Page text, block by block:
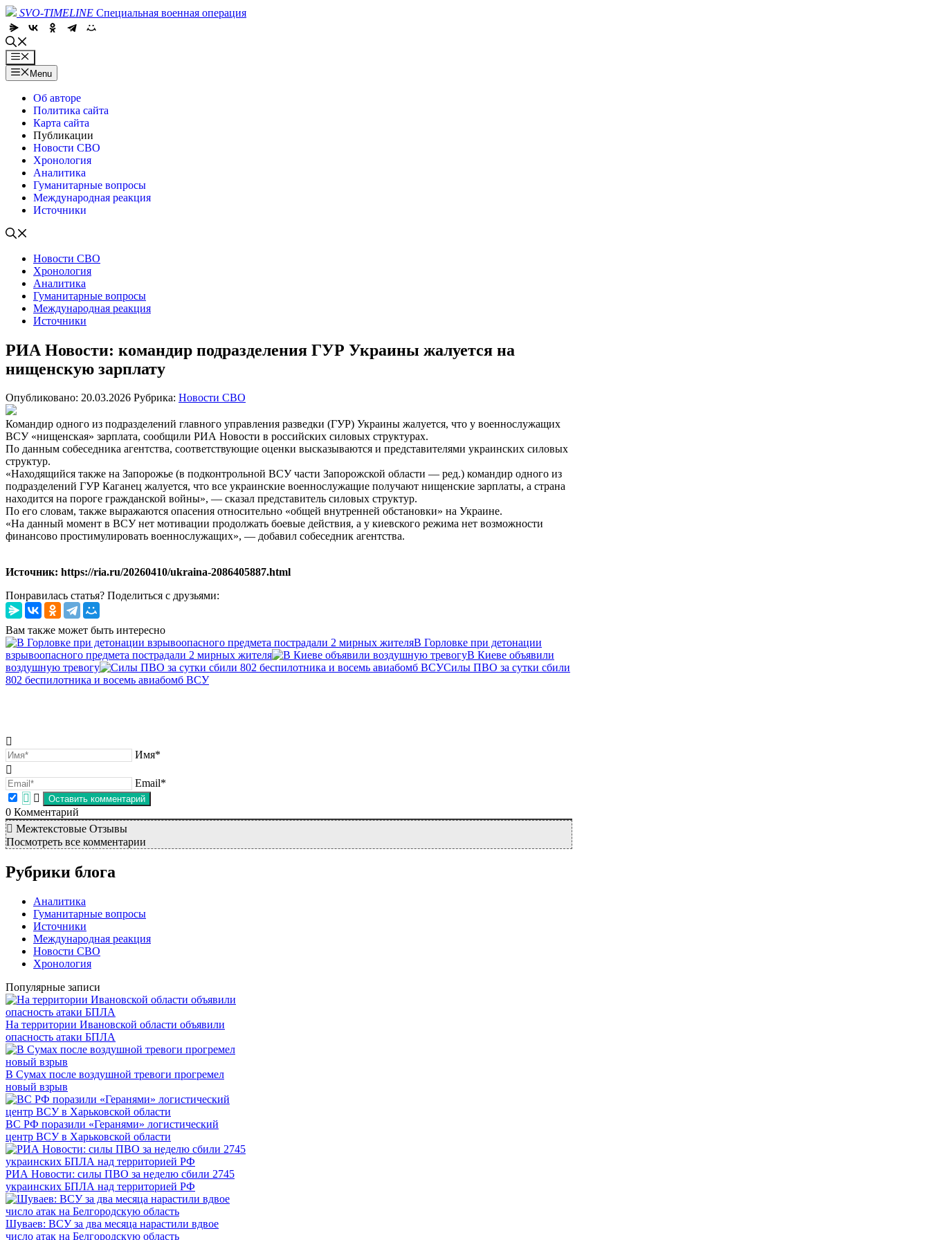
Skip
to
content
SVO-TIMELINE Специальная военная операция
Menu
Menu
Об авторе
Политика сайта
Карта сайта
Публикации
Новости СВО
Хронология
Аналитика
Гуманитарные вопросы
Международная реакция
Источники
Новости СВО
Хронология
Аналитика
Гуманитарные вопросы
Международная реакция
Источники
РИА Новости: командир подразделения ГУР Украины жалуется на
нищенскую зарплату
Опубликовано: 20.03.2026 Рубрика: Новости СВО
Командир одного из подразделений главного управления разведки (ГУР) Украины жалуется, что у военнослужащих
ВСУ «нищенская» зарплата, сообщили РИА Новости в российских силовых структурах.
По данным собеседника агентства, соответствующие оценки высказываются и представителями украинских силовых
структур.
«Находящийся также на Запорожье (в подконтрольной ВСУ части Запорожской области — ред.) командир одного из
подразделений ГУР Каганец жалуется, что все украинские военнослужащие получают нищенские зарплаты, а страна
находится на пороге гражданской войны», — сказал представитель силовых структур.
По его словам, также выражаются опасения относительно «общей внутренней обстановки» на Украине.
«На данный момент в ВСУ нет мотивации продолжать боевые действия, а у киевского режима нет возможности
финансово простимулировать военнослужащих», — добавил собеседник агентства.
Источник: https://ria.ru/20260410/ukraina-2086405887.html
Понравилась статья? Поделиться с друзьями:
Вам также может быть интересно
В Горловке при детонации
взрывоопасного предмета пострадали 2 мирных жителя
В Киеве объявили
воздушную тревогу
Силы ПВО за сутки сбили
802 беспилотника и восемь авиабомб ВСУ
Имя*
Email*
0 Комментарий
Межтекстовые Отзывы
Посмотреть все комментарии
Рубрики блога
Аналитика
Гуманитарные вопросы
Источники
Международная реакция
Новости СВО
Хронология
Популярные записи
На территории Ивановской области объявили
опасность атаки БПЛА
В Сумах после воздушной тревоги прогремел
новый взрыв
ВС РФ поразили «Геранями» логистический
центр ВСУ в Харьковской области
РИА Новости: силы ПВО за неделю сбили 2745
украинских БПЛА над территорией РФ
Шуваев: ВСУ за два месяца нарастили вдвое
число атак на Белгородскую область